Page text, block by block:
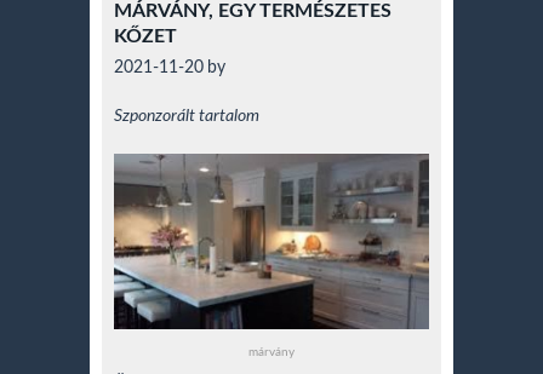
MÁRVÁNY, EGY TERMÉSZETES
KŐZET
2021-11-20 by
Szponzorált tartalom
márvány